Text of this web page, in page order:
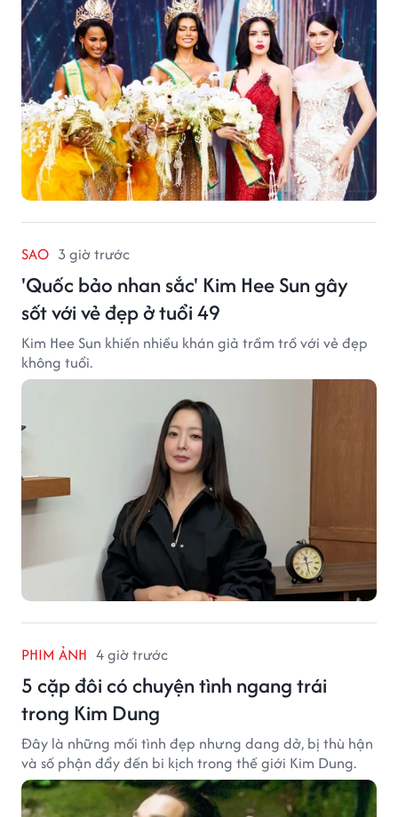
SAO 3 giờ trước
'Quốc bảo nhan sắc' Kim Hee Sun gây
sốt với vẻ đẹp ở tuổi 49
Kim Hee Sun khiến nhiều khán giả trầm trồ với vẻ đẹp
không tuổi.
PHIM ẢNH 4 giờ trước
5 cặp đôi có chuyện tình ngang trái
trong Kim Dung
Đây là những mối tình đẹp nhưng dang dở, bị thù hận
và số phận đẩy đến bi kịch trong thế giới Kim Dung.